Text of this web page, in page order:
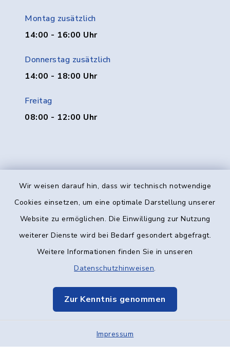
Wir weisen darauf hin, dass wir technisch notwendige
Cookies einsetzen, um eine optimale Darstellung unserer
Website zu ermöglichen. Die Einwilligung zur Nutzung
weiterer Dienste wird bei Bedarf gesondert abgefragt.
Weitere Informationen finden Sie in unseren
Datenschutzhinweisen.
Zur Kenntnis genommen
Impressum
Montag zusätzlich
14:00 - 16:00 Uhr
Donnerstag zusätzlich
14:00 - 18:00 Uhr
Freitag
08:00 - 12:00 Uhr
Kontakt
Datenschutz
Elektronische Kommunikation
Sitemap